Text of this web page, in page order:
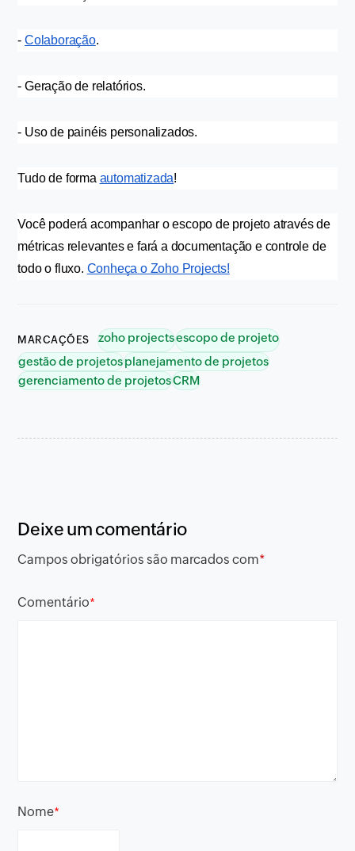
- Colaboração.
- Geração de relatórios.
- Uso de painéis personalizados.
Tudo de forma automatizada!
Você poderá acompanhar o escopo de projeto através de
métricas relevantes e fará a documentação e controle de
todo o fluxo. Conheça o Zoho Projects!
MARCAÇÕES zoho projectsescopo de projeto
gestão de projetosplanejamento de projetos
gerenciamento de projetosCRM
Deixe um comentário
Campos obrigatórios são marcados com*
Comentário*
Nome*